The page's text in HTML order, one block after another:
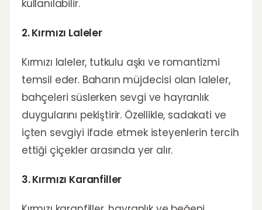
kullanılabilir.
2. Kırmızı Laleler
Kırmızı laleler, tutkulu aşkı ve romantizmi
temsil eder. Baharın müjdecisi olan laleler,
bahçeleri süslerken sevgi ve hayranlık
duygularını pekiştirir. Özellikle, sadakati ve
içten sevgiyi ifade etmek isteyenlerin tercih
ettiği çiçekler arasında yer alır.
3. Kırmızı Karanfiller